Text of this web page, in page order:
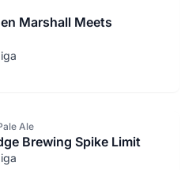
Marshall Meets
Ale
Brewing Spike Limit